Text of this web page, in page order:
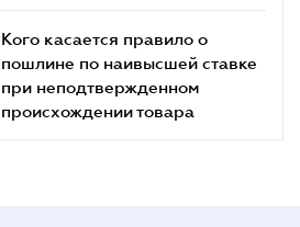
Кого касается правило о
пошлине по наивысшей ставке
при неподтвержденном
происхождении товара